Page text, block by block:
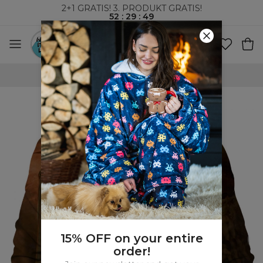
2+1 GRATIS! 3. PRODUKT GRATIS!
52 : 29: 48
VERDENSOMSPENNENDE FRAKT
15% OFF on your entire
order!